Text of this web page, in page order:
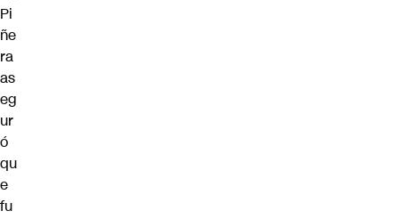
Pi
ñe
ra
as
eg
ur
ó
qu
e
fu